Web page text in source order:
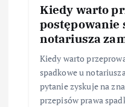
Kiedy warto
postępowanie
notariusza
Kiedy warto
spadkowe u
pytanie zyskuje na
przepisów prawa